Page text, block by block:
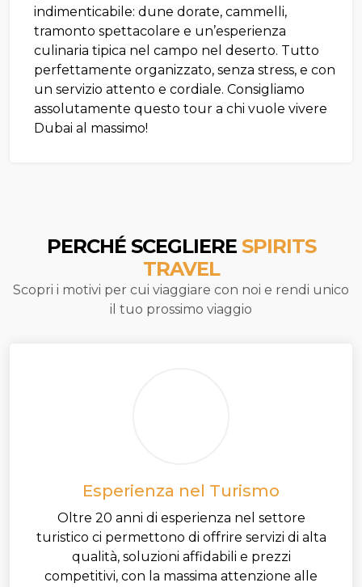
indimenticabile: dune dorate, cammelli,
tramonto spettacolare e un’esperienza
culinaria tipica nel campo nel deserto. Tutto
perfettamente organizzato, senza stress, e con
un servizio attento e cordiale. Consigliamo
assolutamente questo tour a chi vuole vivere
Dubai al massimo!
PERCHÉ SCEGLIERE SPIRITS
TRAVEL
Scopri i motivi per cui viaggiare con noi e rendi unico
il tuo prossimo viaggio
Esperienza nel Turismo
Oltre 20 anni di esperienza nel settore
turistico ci permettono di offrire servizi di alta
qualità, soluzioni affidabili e prezzi
competitivi, con la massima attenzione alle